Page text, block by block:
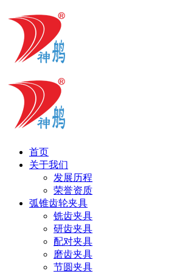
首页
关于我们
发展历程
荣誉资质
弧锥齿轮夹具
铣齿夹具
研齿夹具
配对夹具
磨齿夹具
节圆夹具